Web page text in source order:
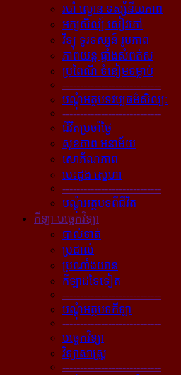
របាំ ល្ខោន ទស្សនីយភាព
អក្សសិល្ប៍ សៀវភៅ
វិទ្យុ ទូរទស្សន៍ រូបភាព
ភាពយន្ដ ផ្ទាំងសំពត់ស
ប្រពៃណី ទំនៀមទម្លាប់
----------------------------
បណ្ដុំអត្ថបទវប្បធម៌សិល្បៈ
----------------------------
ជីវិតប្រចាំថ្ងៃ
សុខភាព អនាម័យ
សោភ័ណភាព
បេះដូង ស្នេហា
----------------------------
បណ្ដុំអត្ថបទពីជីវិត
កីឡា-បច្ចេកវិទ្យា
បាល់ទាត់
ប្រដាល់
ប្រណាំងយាន
កីឡាដទៃទៀត
----------------------------
បណ្ដុំអត្ថបទកីឡា
----------------------------
បច្ចេកវិទ្យា
វិទ្យាសាស្ត្រ
----------------------------